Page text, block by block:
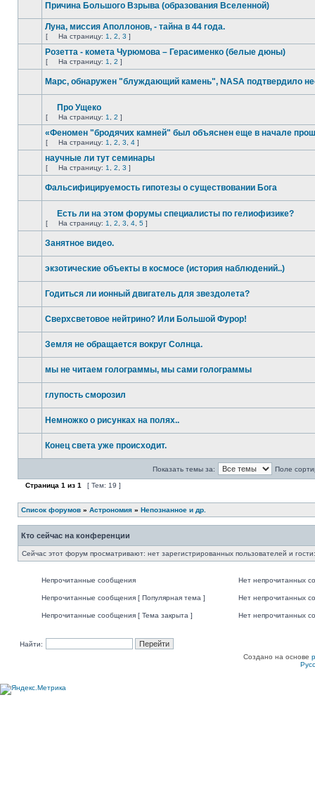
Причина Большого Взрыва (образования Вселенной)
Луна, миссия Аполлонов, - тайна в 44 года.
[ На страницу: 1 2 3 ]
Розетта - комета Чурюмова – Герасименко (белые дюны)
[ На страницу: 1 2 ]
Марс, обнаружен "блуждающий камень", NASA подтвердило
Про Ущеко
[ На страницу: 1 2 ]
«Феномен "бродячих камней" был объяснен еще в начале
[ На страницу: 1 2 3 4 ]
научные ли тут семинары
[ На страницу: 1 2 3 ]
Фальсифицируемость гипотезы о существовании Бога
Есть ли на этом форумы специалисты по гелиофизике?
[ На страницу: 1 2 3 4 5 ]
Занятное видео.
экзотические объекты в космосе (история наблюдений..)
Годиться ли ионный двигатель для звездолета?
Сверхсветовое нейтрино? Или Большой Фурор!
Земля не обращается вокруг Солнца.
мы не читаем голограммы, мы сами голограммы
глупость сморозил
Немножко о рисунках на полях..
Конец света уже происходит.
Показать темы за: Поле
Страница 1 из 1 [ Тем: 19 ]
Список форумов » Астрономия » Непознанное и др.
Кто сейчас на конференции
Сейчас этот форум просматривают: нет зарегистрированных пользователей и
Непрочитанные сообщения Нет непрочитанных
Непрочитанные сообщения [ Популярная тема ] Нет непрочитанных
Непрочитанные сообщения [ Тема закрыта ] Нет непрочитанных
Найти:
Создано на основе